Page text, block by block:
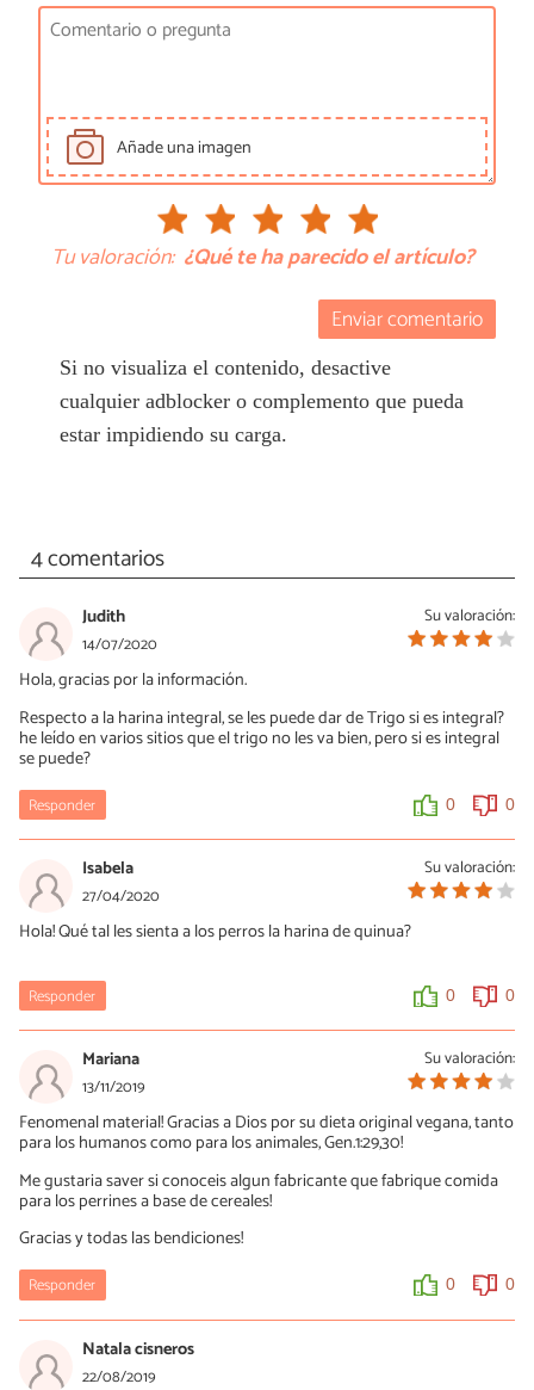
Añade una imagen
Tu valoración: ¿Qué te ha parecido el artículo?
Enviar comentario
Si no visualiza el contenido, desactive
cualquier adblocker o complemento que pueda
estar impidiendo su carga.
4 comentarios
Su valoración:
Judith
14/07/2020
Hola, gracias por la información.
Respecto a la harina integral, se les puede dar de Trigo si es integral?
he leído en varios sitios que el trigo no les va bien, pero si es integral
se puede?
Responder 0 0
Su valoración:
Isabela
27/04/2020
Hola! Qué tal les sienta a los perros la harina de quinua?
Responder 0 0
Su valoración:
Mariana
13/11/2019
Fenomenal material! Gracias a Dios por su dieta original vegana, tanto
para los humanos como para los animales, Gen.1:29,30!
Me gustaria saver si conoceis algun fabricante que fabrique comida
para los perrines a base de cereales!
Gracias y todas las bendiciones!
Responder 0 0
Natala cisneros
22/08/2019